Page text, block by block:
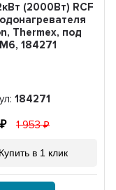
(2000Вт) RCF
Thermex, под
184271
184271
1 953
Купить в 1 клик